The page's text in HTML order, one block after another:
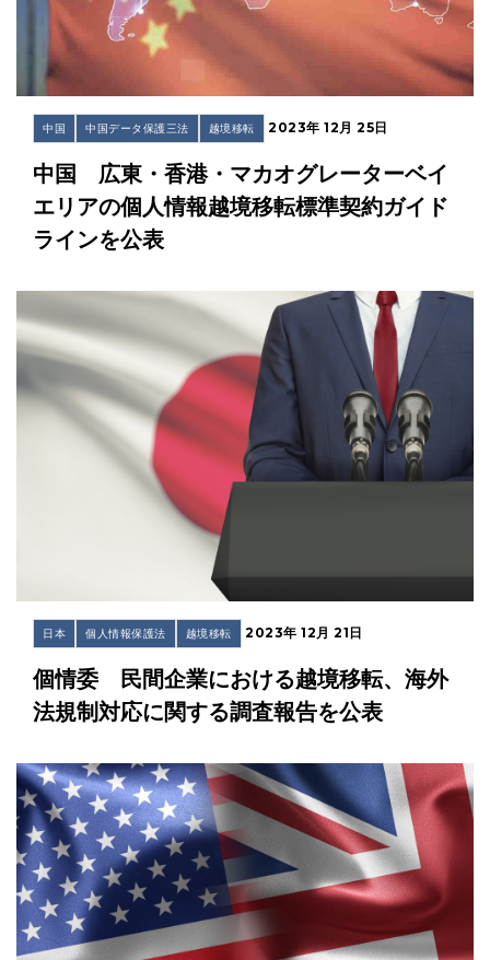
中国 中国データ保護三法 越境移転 2023年 12月 25日
中国 広東・香港・マカオグレーターベイ
エリアの個人情報越境移転標準契約ガイド
ラインを公表
日本 個人情報保護法 越境移転 2023年 12月 21日
個情委 民間企業における越境移転、海外
法規制対応に関する調査報告を公表